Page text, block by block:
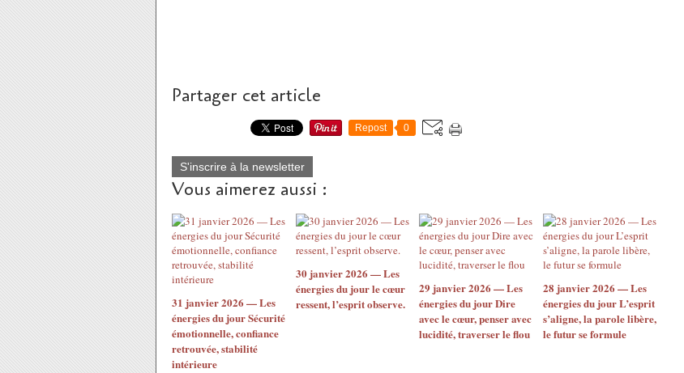
Partager cet article
Repost 0
S'inscrire à la newsletter
Vous aimerez aussi :
31 janvier 2026 — Les
énergies du jour Sécurité
émotionnelle, confiance
retrouvée, stabilité
intérieure
30 janvier 2026 — Les
énergies du jour le cœur
ressent, l’esprit observe.
29 janvier 2026 — Les
énergies du jour Dire
avec le cœur, penser avec
lucidité, traverser le flou
28 janvier 2026 — Les
énergies du jour L’esprit
s’aligne, la parole libère,
le futur se formule